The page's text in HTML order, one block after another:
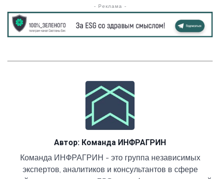
- Реклама -
Автор: Команда ИНФРАГРИН
Команда ИНФРАГРИН - это группа независимых
экспертов, аналитиков и консультантов в сфере